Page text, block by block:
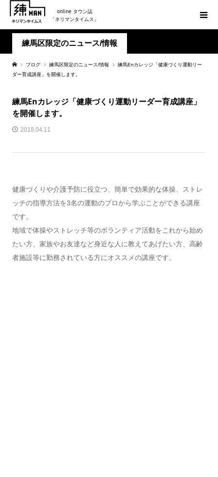
online タウン誌
「ネリマンタイムス」
練馬区限定のニュース/情報
ブログ 練馬区限定のニュース/情報
練馬Enカレッジ「健康づくり運動リー
ダー育成講座」を開催します。
練馬Enカレッジ「健康づくり運動リーダー育成講座」
を開催します。
2018.04.11
健康づくりや介護予防に役立つ、簡単で効果的な体操、ストレ
ッチの指導方法を3名の運動のプロから学ぶことができる講座
です。
地域で体操やストレッチ等のボランティア活動をこれから始め
たい方、家族やお友達など身近な人に教えてあげたい方、高齢
者施設等に勤務されている方にオススメの講座です。